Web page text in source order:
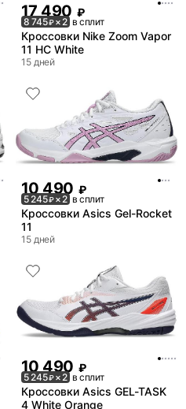
17 490 ₽
8 745₽× 2 в сплит
Кроссовки Nike Zoom Vapor
11 HC White
15 дней
10 490 ₽
5 245₽× 2 в сплит
Кроссовки Asics Gel-Rocket
11
15 дней
10 490 ₽
5 245₽× 2 в сплит
Кроссовки Asics GEL-TASK
4 White Orange